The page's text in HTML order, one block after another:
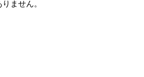
ません。